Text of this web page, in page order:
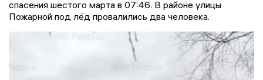
спасения шестого марта в 07:46. В районе улицы
Пожарной под лёд провалились два человека.